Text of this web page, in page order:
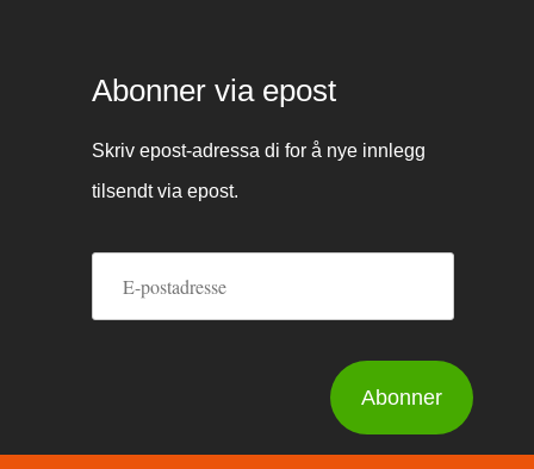
Abonner via epost
Skriv epost-adressa di for å nye innlegg
tilsendt via epost.
Abonner